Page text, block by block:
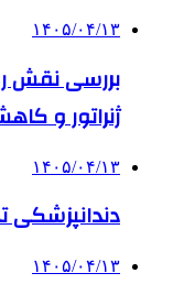
۱۴۰۵/۰۴/۱۳
بررسی نقش
ژنراتور و
۱۴۰۵/۰۴/۱۳
۱۴۰۵/۰۴/۱۳